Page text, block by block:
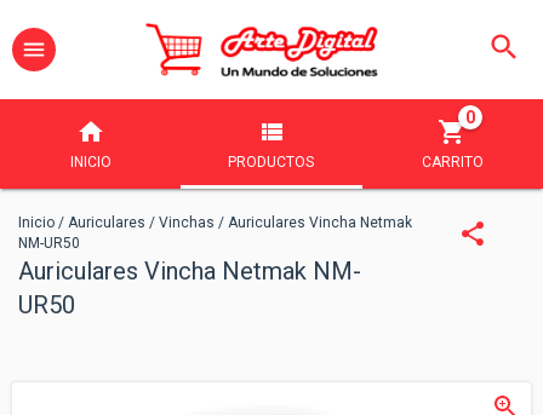
INICIO PRODUCTOS CARRITO
0
Inicio / Auriculares / Vinchas / Auriculares Vincha Netmak
NM-UR50
Auriculares Vincha Netmak NM-
UR50